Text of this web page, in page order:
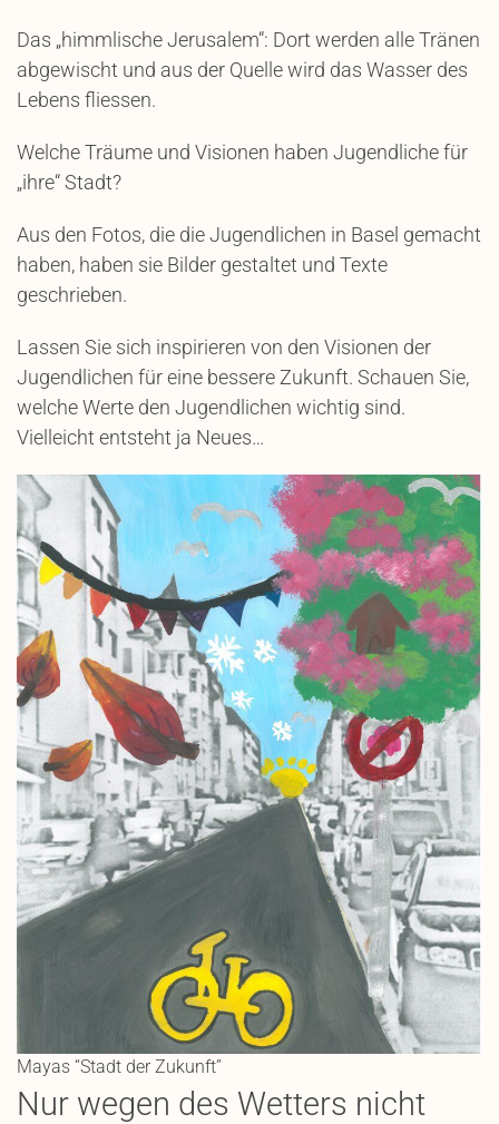
Das „himmlische Jerusalem“: Dort werden alle Tränen
abgewischt und aus der Quelle wird das Wasser des
Lebens fliessen.
Welche Träume und Visionen haben Jugendliche für
„ihre“ Stadt?
Aus den Fotos, die die Jugendlichen in Basel gemacht
haben, haben sie Bilder gestaltet und Texte
geschrieben.
Lassen Sie sich inspirieren von den Visionen der
Jugendlichen für eine bessere Zukunft. Schauen Sie,
welche Werte den Jugendlichen wichtig sind.
Vielleicht entsteht ja Neues…
Mayas “Stadt der Zukunft”
Nur wegen des Wetters nicht